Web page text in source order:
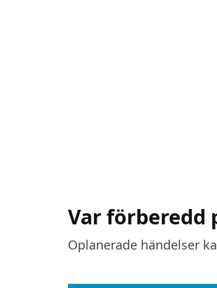
Var förberedd
Oplanerade händelser